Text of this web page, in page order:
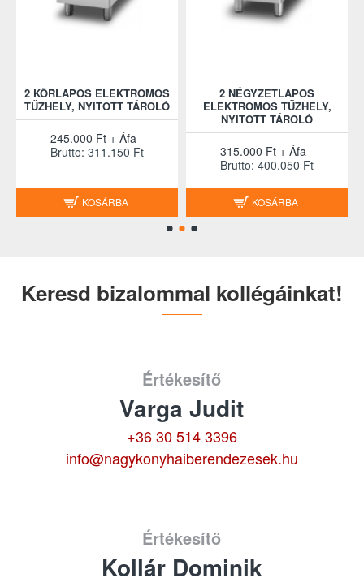
2 KÖRLAPOS ELEKTROMOS
TŰZHELY, NYITOTT TÁROLÓ
245.000 Ft + Áfa
Brutto: 311.150 Ft
KOSÁRBA
2 NÉGYZETLAPOS
ELEKTROMOS TŰZHELY,
NYITOTT TÁROLÓ
315.000 Ft + Áfa
Brutto: 400.050 Ft
KOSÁRBA
Keresd bizalommal kollégáinkat!
Értékesítő
Varga Judit
+36 30 514 3396
info@nagykonyhaiberendezesek.hu
Értékesítő
Kollár Dominik